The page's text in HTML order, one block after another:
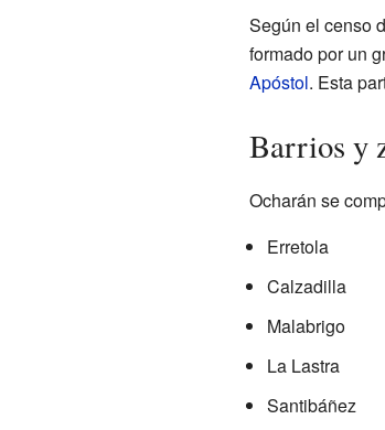
Según el censo
formado por un
Apóstol. Esta
Barrios y
Ocharán se
Erretola
Calzadilla
Malabrigo
La Lastra
Santibáñez